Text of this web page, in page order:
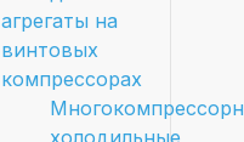
агрегаты на
винтовых
компрессорах
холодильные